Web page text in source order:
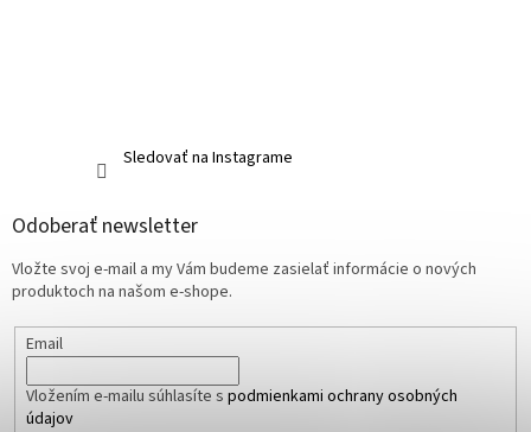
Sledovať na Instagrame
Odoberať newsletter
Vložte svoj e-mail a my Vám budeme zasielať informácie o nových
produktoch na našom e-shope.
Email
Vložením e-mailu súhlasíte s podmienkami ochrany osobných
údajov